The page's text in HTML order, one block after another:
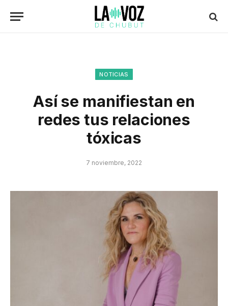
NOTICIAS
Así se manifiestan en
redes tus relaciones
tóxicas
7 noviembre, 2022